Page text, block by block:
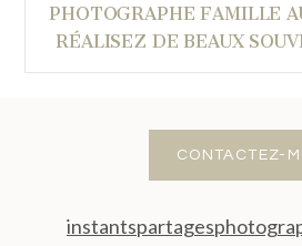
PHOTOGRAPHE FAMILLE
RÉALISEZ DE BEAUX
CONTACTEZ-